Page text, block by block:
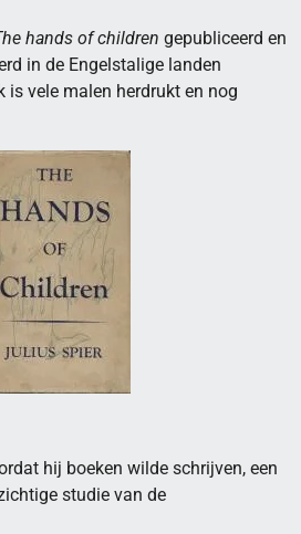
hands of children gepubliceerd en
in de Engelstalige landen
is vele malen herdrukt en nog
hij boeken wilde schrijven, een
studie van de